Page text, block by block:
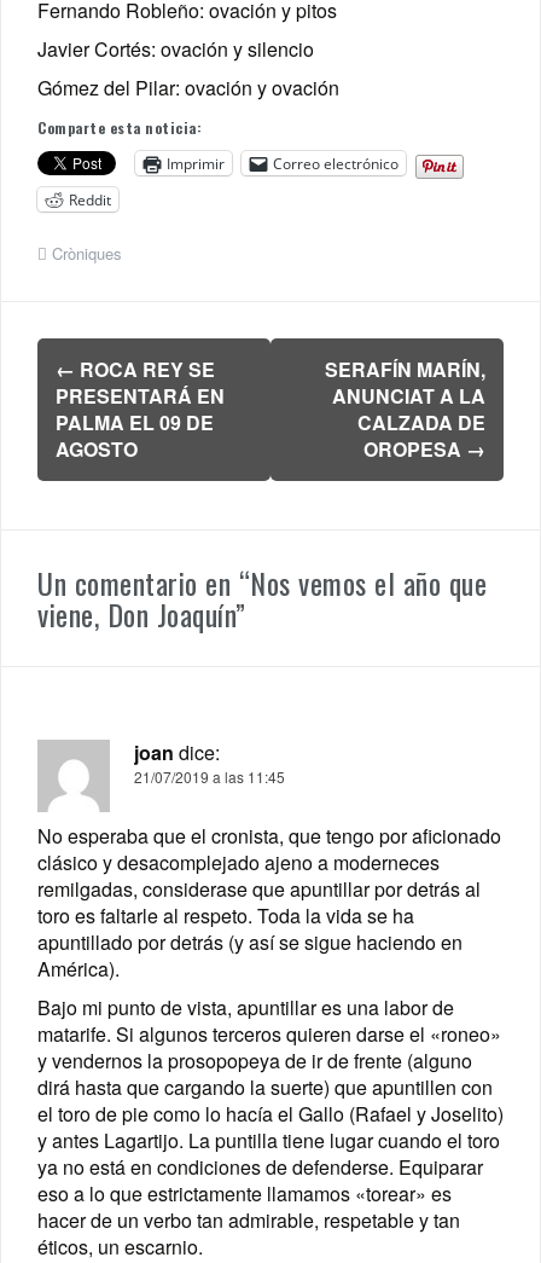
Fernando Robleño: ovación y pitos
Javier Cortés: ovación y silencio
Gómez del Pilar: ovación y ovación
Comparte esta noticia:
Imprimir
Correo electrónico
Reddit
Cròniques
Navegación
de
entradas
← ROCA REY SE
PRESENTARÁ EN
PALMA EL 09 DE
AGOSTO
SERAFÍN MARÍN,
ANUNCIAT A LA
CALZADA DE
OROPESA →
Un comentario en “Nos vemos el año que
viene, Don Joaquín”
joan dice:
21/07/2019 a las 11:45
No esperaba que el cronista, que tengo por aficionado
clásico y desacomplejado ajeno a moderneces
remilgadas, considerase que apuntillar por detrás al
toro es faltarle al respeto. Toda la vida se ha
apuntillado por detrás (y así se sigue haciendo en
América).
Bajo mi punto de vista, apuntillar es una labor de
matarife. Si algunos terceros quieren darse el «roneo»
y vendernos la prosopopeya de ir de frente (alguno
dirá hasta que cargando la suerte) que apuntillen con
el toro de pie como lo hacía el Gallo (Rafael y Joselito)
y antes Lagartijo. La puntilla tiene lugar cuando el toro
ya no está en condiciones de defenderse. Equiparar
eso a lo que estrictamente llamamos «torear» es
hacer de un verbo tan admirable, respetable y tan
éticos, un escarnio.